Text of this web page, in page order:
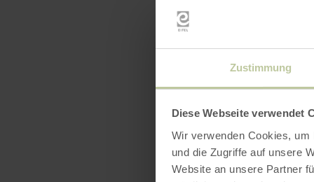
Zustimmung
Diese Webseite verwendet
Wir verwenden Cookies,
und die Zugriffe auf unsere
Website an unsere Partner
+ + + +
Minigolf à
200m de la
500m de